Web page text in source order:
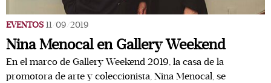
EVENTOS 11/09/2019
Nina Menocal en Gallery Weekend
En el marco de Gallery Weekend 2019, la casa de la
promotora de arte y coleccionista, Nina Menocal, se